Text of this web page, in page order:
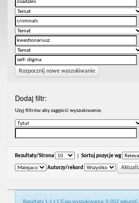
Rozpocznij nowe wyszukiwanie
Dodaj filtr:
Uzyj filtrów aby zagęścić wyszukiwanie.
Rezultaty/Strona Sortuj pozycje wg
Autorzy/rekord
Rezultaty 1-1 z 1 (Czas wyszukiwania: 0.002 sekund).